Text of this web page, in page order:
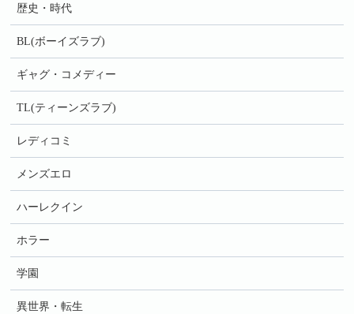
歴史・時代
BL(ボーイズラブ)
ギャグ・コメディー
TL(ティーンズラブ)
レディコミ
メンズエロ
ハーレクイン
ホラー
学園
異世界・転生